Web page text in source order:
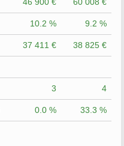
10.2 % 9.2 %
37 411 € 38 825 €
3 4
0.0 %
33.3 %